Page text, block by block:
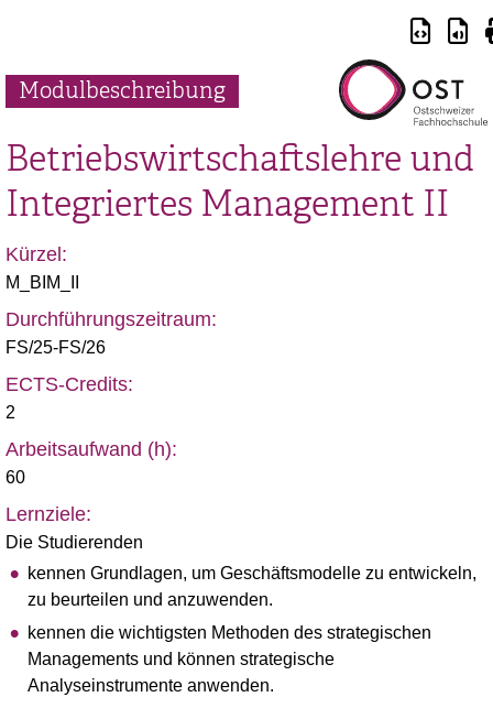
Modulbeschreibung
Betriebswirtschaftslehre und
Integriertes Management II
Kürzel:
M_BIM_II
Durchführungszeitraum:
FS/25-FS/26
ECTS-Credits:
2
Arbeitsaufwand (h):
60
Lernziele:
Die Studierenden
kennen Grundlagen, um Geschäftsmodelle zu entwickeln,
zu beurteilen und anzuwenden.
kennen die wichtigsten Methoden des strategischen
Managements und können strategische
Analyseinstrumente anwenden.